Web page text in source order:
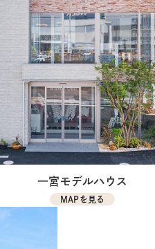
一宮モデルハウス
MAPを見る